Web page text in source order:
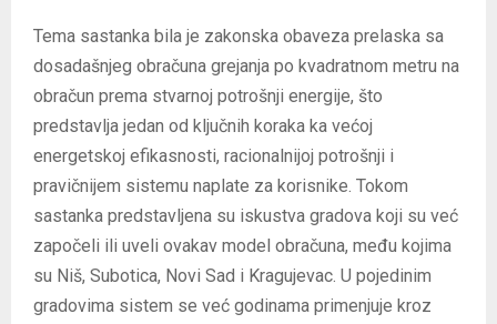
Tema sastanka bila je zakonska obaveza prelaska sa
dosadašnjeg obračuna grejanja po kvadratnom metru na
obračun prema stvarnoj potrošnji energije, što
predstavlja jedan od ključnih koraka ka većoj
energetskoj efikasnosti, racionalnijoj potrošnji i
pravičnijem sistemu naplate za korisnike. Tokom
sastanka predstavljena su iskustva gradova koji su već
započeli ili uveli ovakav model obračuna, među kojima
su Niš, Subotica, Novi Sad i Kragujevac. U pojedinim
gradovima sistem se već godinama primenjuje kroz